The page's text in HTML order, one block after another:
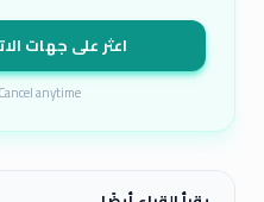
اعثر على جهات
anytime